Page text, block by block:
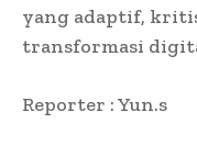
yang adaptif,
transformasi
Reporter : Yun.s